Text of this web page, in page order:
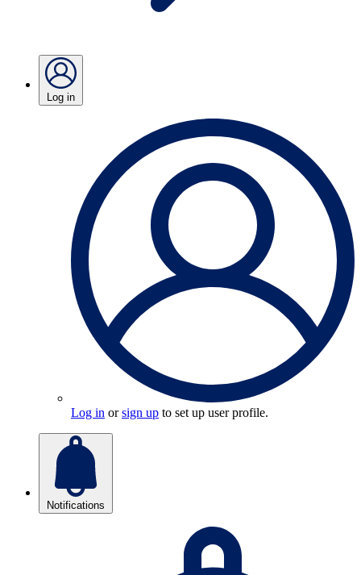
Log in
Log in orsign up to set up user profile.
Notifications